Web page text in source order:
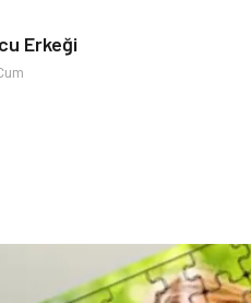
Keyfinizi Kaçırmayın
Çadır
Erkeği